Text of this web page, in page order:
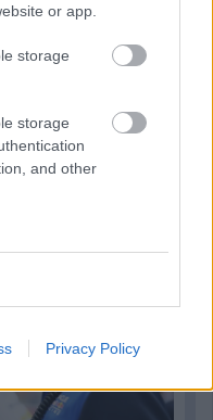
or app.
storage
storage
and other
Privacy Policy
utódja a Red